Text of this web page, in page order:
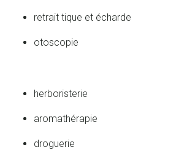
retrait tique et écharde
otoscopie
herboristerie
aromathérapie
droguerie